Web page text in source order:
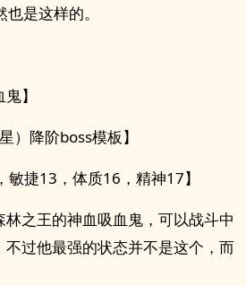
是这样的。
】
）降阶boss模板】
敏捷13，体质16，精神17】
林之王的神血吸血鬼，可以战斗中
过他最强的状态并不是这个，而